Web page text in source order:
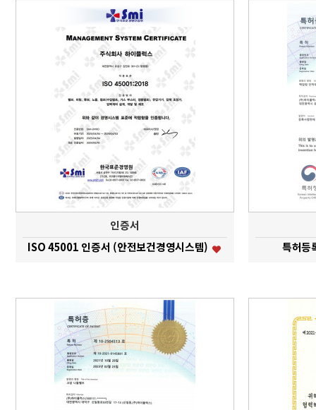
인증서
ISO 45001 인증서 (안전보건경영시스템)
특허